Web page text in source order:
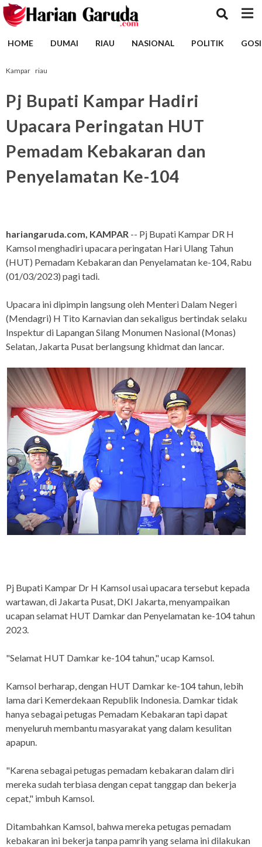
HOME DUMAI RIAU NASIONAL POLITIK
Kampar riau
Pj Bupati Kampar Hadiri
Upacara Peringatan HUT
Pemadam Kebakaran dan
Penyelamatan Ke-104
hariangaruda.com, KAMPAR -- Pj Bupati Kampar DR H
Kamsol menghadiri upacara peringatan Hari Ulang Tahun
(HUT) Pemadam Kebakaran dan Penyelamatan ke-104, Rabu
(01/03/2023) pagi tadi.
Upacara ini dipimpin langsung oleh Menteri Dalam Negeri
(Mendagri) H Tito Karnavian dan sekaligus bertindak selaku
Inspektur di Lapangan Silang Monumen Nasional (Monas)
Selatan, Jakarta Pusat berlangsung khidmat dan lancar.
Pj Bupati Kampar Dr H Kamsol usai upacara tersebut kepada
wartawan, di Jakarta Pusat, DKI Jakarta, menyampaikan
ucapan selamat HUT Damkar dan Penyelamatan ke-104 tahun
2023.
"Selamat HUT Damkar ke-104 tahun," ucap Kamsol.
Kamsol berharap, dengan HUT Damkar ke-104 tahun, lebih
lama dari Kemerdekaan Republik Indonesia. Damkar tidak
hanya sebagai petugas Pemadam Kebakaran tapi dapat
menyeluruh membantu masyarakat yang dalam kesulitan
apapun.
"Karena sebagai petugas pemadam kebakaran dalam diri
mereka sudah terbiasa dengan cepat tanggap dan bekerja
cepat," imbuh Kamsol.
Ditambahkan Kamsol, bahwa mereka petugas pemadam
kebakaran ini bekerja tanpa pamrih yang selama ini dilakukan